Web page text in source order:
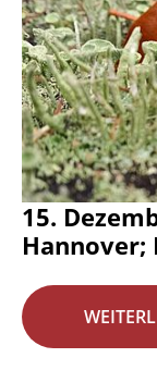
15.
Hannover;